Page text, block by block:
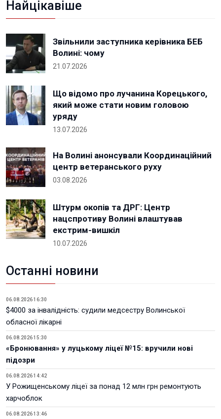
Найцікавіше
Звільнили заступника керівника БЕБ
Волині: чому
21.07.2026
Що відомо про лучанина Корецького,
який може стати новим головою
уряду
13.07.2026
На Волині анонсували Координаційний
центр ветеранського руху
03.08.2026
Штурм окопів та ДРГ: Центр
нацспротиву Волині влаштував
екстрим-вишкіл
10.07.2026
Останні новини
06.08.2026 16:30
$4000 за інвалідність: судили медсестру Волинської
обласної лікарні
06.08.2026 15:30
«Бронювання» у луцькому ліцеї №15: вручили нові
підозри
06.08.2026 14:42
У Рожищенському ліцеї за понад 12 млн грн ремонтують
харчоблок
06.08.2026 13:46